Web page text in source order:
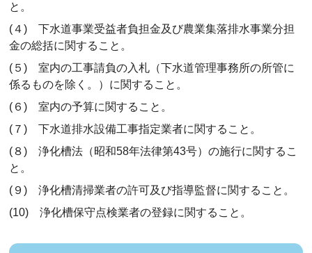
と。
(４) 下水道事業受益者負担金及び農業集落排水事業分担
金の総括に関すること。
(５) 室内の工事請負の入札（下水道管理事務所の所管に
係るものを除く。）に関すること。
(６) 室内の予算に関すること。
(７) 下水道排水設備工事指定業者に関すること。
(８) 浄化槽法（昭和58年法律第43号）の施行に関するこ
と。
(９) 浄化槽清掃業者の許可及び指導監督に関すること。
(10) 浄化槽保守点検業者の登録に関すること。